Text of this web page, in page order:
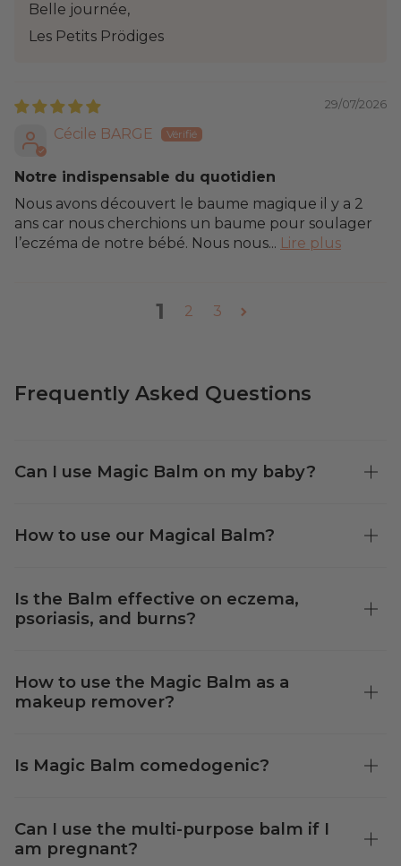
Belle journée,
Les Petits Prödiges
29/07/2026
Cécile BARGE
Notre indispensable du quotidien
Nous avons découvert le baume magique il y a 2
ans car nous cherchions un baume pour soulager
l’eczéma de notre bébé. Nous nous... Lire plus
1 2 3
Frequently Asked Questions
Can I use Magic Balm on my baby?
How to use our Magical Balm?
Is the Balm effective on eczema,
psoriasis, and burns?
How to use the Magic Balm as a
makeup remover?
Is Magic Balm comedogenic?
Can I use the multi-purpose balm if I
am pregnant?